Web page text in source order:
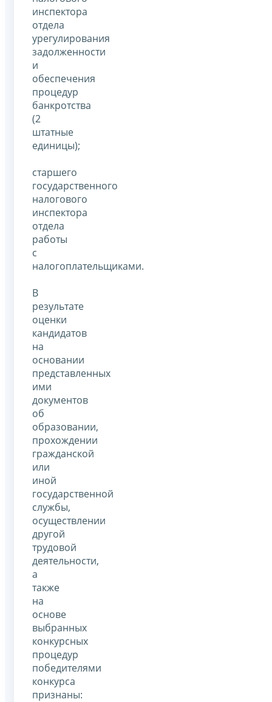
инспектора
отдела
урегулирования
задолженности
и
обеспечения
процедур
банкротства
(2
штатные
единицы);
старшего
государственного
налогового
инспектора
отдела
работы
с
налогоплательщиками.
В
результате
оценки
кандидатов
на
основании
представленных
ими
документов
об
образовании,
прохождении
гражданской
или
иной
государственной
службы,
осуществлении
другой
трудовой
деятельности,
а
также
на
основе
выбранных
конкурсных
процедур
победителями
конкурса
признаны: